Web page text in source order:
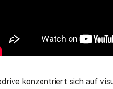
konzentriert sich auf